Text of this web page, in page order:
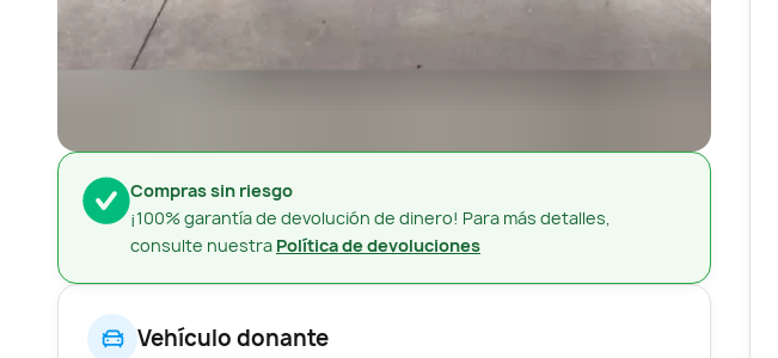
Compras sin riesgo
¡100% garantía de devolución de dinero! Para más detalles,
consulte nuestra Política de devoluciones
Vehículo donante